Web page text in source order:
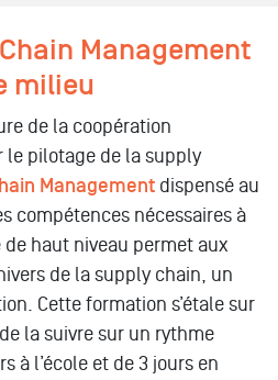
Management
milieu
de la coopération
le pilotage de la supply
Management dispensé au
compétences nécessaires à
haut niveau permet aux
de la supply chain, un
Cette formation s’étale sur
la suivre sur un rythme
à l’école et de 3 jours en